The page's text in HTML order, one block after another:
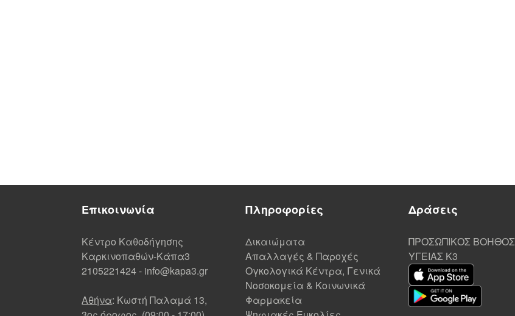
Επικοινωνία
Κέντρο Καθοδήγησης
Καρκινοπαθών-Κάπα3
2105221424- info@kapa3.gr
Αθήνα: Κωστή Παλαμά 13,
Πληροφορίες
Δικαιώματα
Απαλλαγές & Παροχές
Ογκολογικά Κέντρα, Γενικά
Νοσοκομεία & Κοινωνικά
Φαρμακεία
Δράσεις
ΠΡΟΣΩΠΙΚΟΣ ΒΟΗΘΟΣ
ΥΓΕΙΑΣ K3